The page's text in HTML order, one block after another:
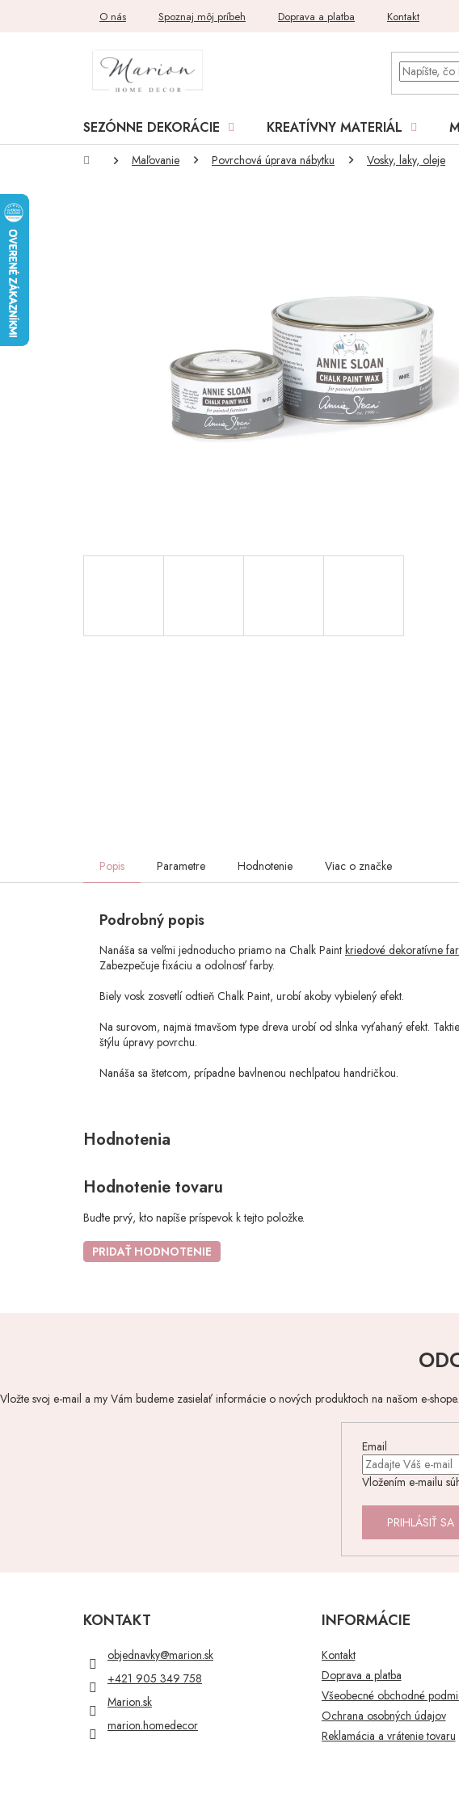
O nás Spoznaj môj príbeh Doprava a platba Kontakt
SEZÓNNE DEKORÁCIE KREATÍVNY MATERIÁL
DomovMaľovanie Povrchová úprava nábytku Vosky, laky, oleje
Popis Parametre Hodnotenie Viac o značke
Podrobný popis
Nanáša sa veľmi jednoducho priamo na Chalk Paint kriedové dekoratívne
Zabezpečuje fixáciu a odolnosť farby.
Biely vosk zosvetlí odtieň Chalk Paint, urobí akoby vybielený efekt.
Na surovom, najmä tmavšom type dreva urobí od slnka vyťahaný efekt.
štýlu úpravy povrchu.
Nanáša sa štetcom, prípadne bavlnenou nechlpatou handričkou.
Hodnotenie tovaru
Buďte prvý, kto napíše príspevok k tejto položke.
PRIDAŤ HODNOTENIE
Vložte svoj e-mail a my Vám budeme zasielať informácie o nových produktoch na našom e-shope.
Email
Vložením e-mailu
PRIHLÁSIŤ SA
KONTAKT
objednavky@marion.sk
+421 905 349 758
Marion.sk
marion.homedecor
INFORMÁCIE
Kontakt
Doprava a platba
Všeobecné obchodné
Ochrana osobných údajov
Reklamácia a vrátenie tovaru